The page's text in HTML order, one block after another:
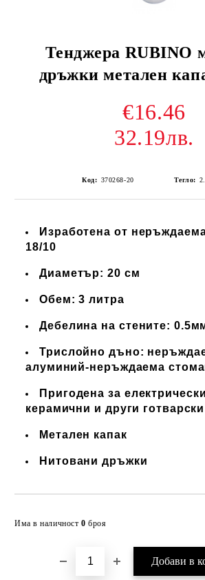
Тенджера RUBINO
дръжки метален
€16.46
32.19лв.
Код: 370268-20 Тегло:
Изработена от
18/10
Диаметър: 20 см
Обем: 3 литра
Дебелина на стените:
Трислойно дъно:
алуминий-неръждаема
Пригодена за
керамични и други
Метален капак
Нитовани дръжки
Има в наличност 0 броя